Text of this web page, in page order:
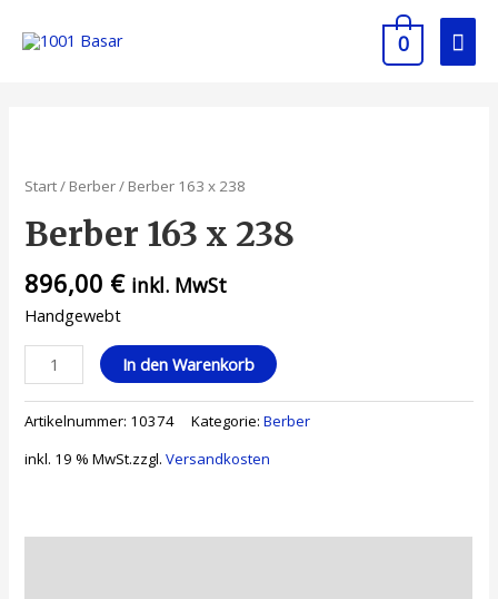
0
Start/ Berber/ Berber 163 x 238
Berber 163 x 238
896,00 € inkl. MwSt
Handgewebt
In den Warenkorb
Artikelnummer: 10374 Kategorie:Berber
inkl. 19 % MwSt.zzgl.Versandkosten